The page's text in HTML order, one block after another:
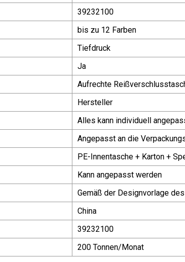
39232100
bis zu 12 Farben
Tiefdruck
Ja
Aufrechte
Hersteller
Alles kann individuell
Angepasst an die
PE-Innentasche + Karton +
Kann angepasst werden
Gemäß der Designvorlage des
China
39232100
200 Tonnen/Monat